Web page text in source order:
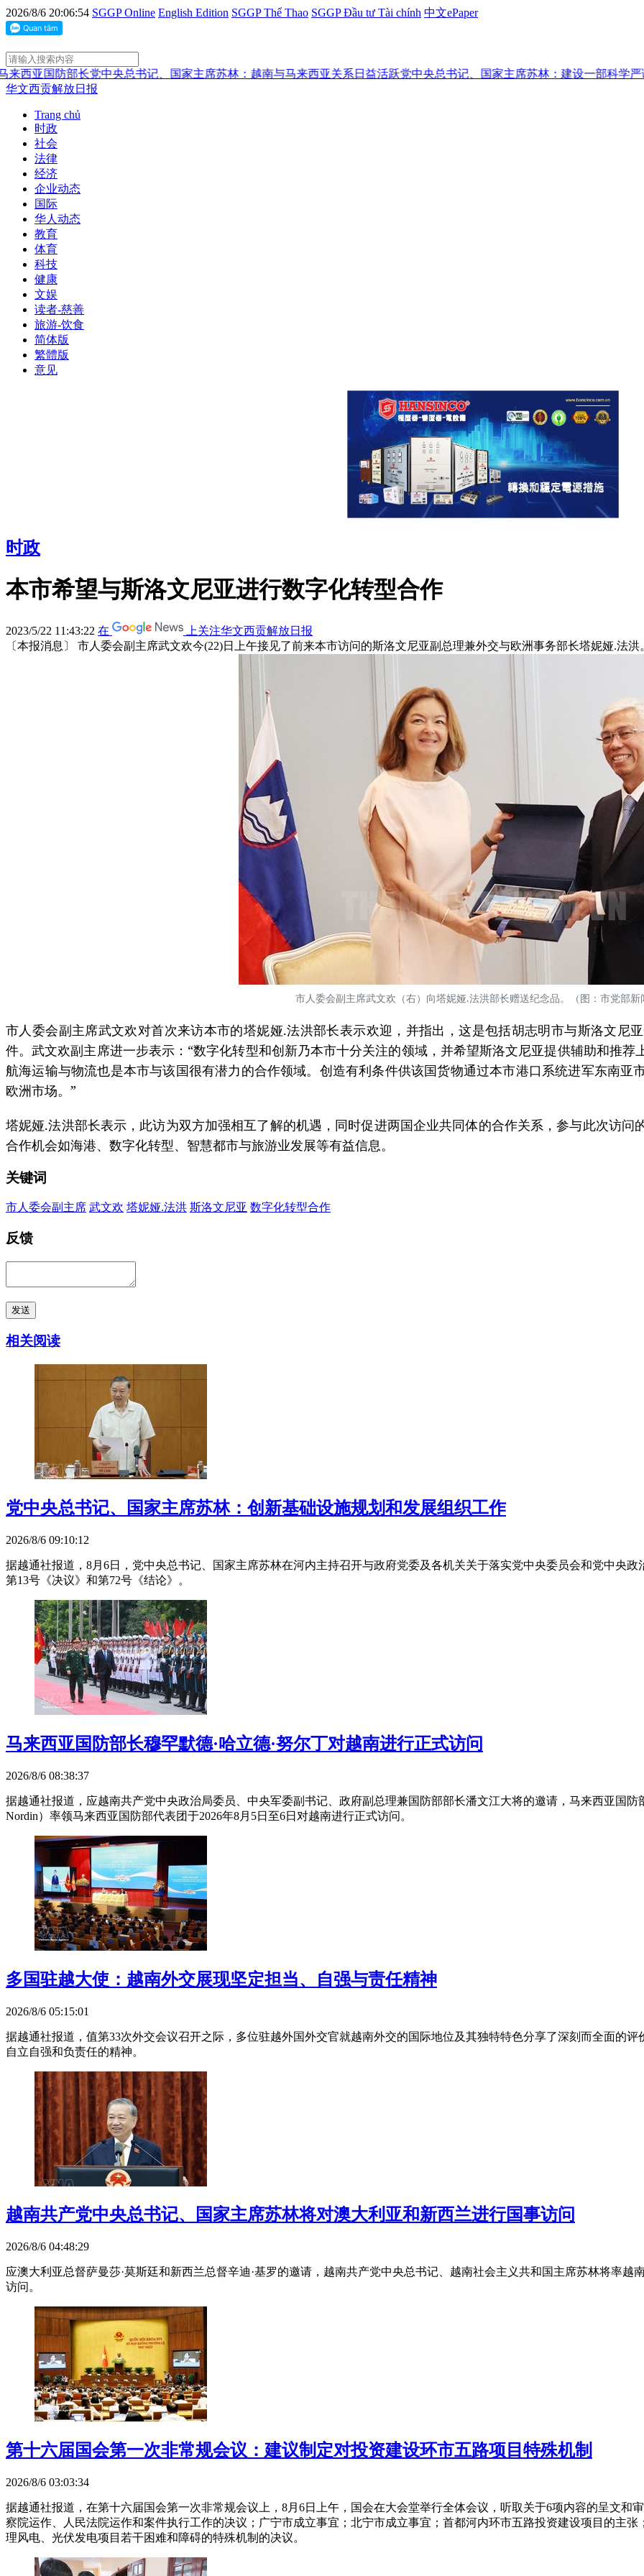
2026/8/6 20:06:54 SGGP Online English Edition SGGP Thể Thao SGGP Đầu tư Tài chính 中文ePaper
防部长党中央总书记、国家主席苏林：越南与马来西亚关系日益活跃党中央总书记、国家主席苏林：建设一部科学严谨、简明
华文西贡解放日报
Trang chủ
时政
社会
法律
经济
企业动态
国际
华人动态
教育
体育
科技
健康
文娱
读者-慈善
旅游-饮食
简体版
繁體版
意见
时政
本市希望与斯洛文尼亚进行数字化转型合作
2023/5/22 11:43:22 在
上关注华文西贡解放日报
〔本报消息〕 市人委会副主席武文欢今(22)日上午接见了前来本市访问的斯洛文尼亚副总理兼外交与欧洲事务部长塔妮娅.法洪
市人委会副主席武文欢（右）向塔妮娅.法洪部长赠送纪念品。（图：市党部新
市人委会副主席武文欢对首次来访本市的塔妮娅.法洪部长表示欢迎，并指出，这是包括胡志明市与斯洛文尼
件。武文欢副主席进一步表示：“数字化转型和创新乃本市十分关注的领域，并希望斯洛文尼亚提供辅助和推
航海运输与物流也是本市与该国很有潜力的合作领域。创造有利条件供该国货物通过本市港口系统进军东南
欧洲市场。”
塔妮娅.法洪部长表示，此访为双方加强相互了解的机遇，同时促进两国企业共同体的合作关系，参与此次访
合作机会如海港、数字化转型、智慧都市与旅游业发展等有益信息。
关键词
市人委会副主席 武文欢 塔妮娅.法洪 斯洛文尼亚 数字化转型合作
反馈
发送
相关阅读
党中央总书记、国家主席苏林：创新基础设施规划和发展组织工作
2026/8/6 09:10:12
据越通社报道，8月6日，党中央总书记、国家主席苏林在河内主持召开与政府党委及各机关关于落实党中央委员会和党中央
第13号《决议》和第72号《结论》。
马来西亚国防部长穆罕默德·哈立德·努尔丁对越南进行正式访问
2026/8/6 08:38:37
据越通社报道，应越南共产党中央政治局委员、中央军委副书记、政府副总理兼国防部部长潘文江大将的邀请，马来西亚国防部
Nordin）率领马来西亚国防部代表团于2026年8月5日至6日对越南进行正式访问。
多国驻越大使：越南外交展现坚定担当、自强与责任精神
2026/8/6 05:15:01
据越通社报道，值第33次外交会议召开之际，多位驻越外国外交官就越南外交的国际地位及其独特特色分享了深刻而全面的
自立自强和负责任的精神。
越南共产党中央总书记、国家主席苏林将对澳大利亚和新西兰进行国事访问
2026/8/6 04:48:29
应澳大利亚总督萨曼莎·莫斯廷和新西兰总督辛迪·基罗的邀请，越南共产党中央总书记、越南社会主义共和国主席苏林将率越
访问。
第十六届国会第一次非常规会议：建议制定对投资建设环市五路项目特殊机制
2026/8/6 03:03:34
据越通社报道，在第十六届国会第一次非常规会议上，8月6日上午，国会在大会堂举行全体会议，听取关于6项内容的呈文和
察院运作、人民法院运作和案件执行工作的决议；广宁市成立事宜；北宁市成立事宜；首都河内环市五路投资建设项目的主
理风电、光伏发电项目若干困难和障碍的特殊机制的决议。